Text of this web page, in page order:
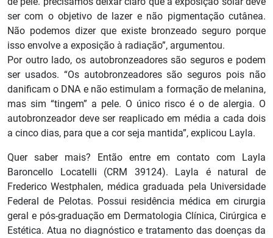
ser com o objetivo de lazer e não pigmentação cutânea.
Não podemos dizer que existe bronzeado seguro porque
isso envolve a exposição à radiação”, argumentou.
Por outro lado, os autobronzeadores são seguros e podem
ser usados. “Os autobronzeadores são seguros pois não
danificam o DNA e não estimulam a formação de melanina,
mas sim “tingem” a pele. O único risco é o de alergia. O
autobronzeador deve ser reaplicado em média a cada dois
a cinco dias, para que a cor seja mantida”, explicou Layla.
Quer saber mais? Então entre em contato com Layla
Baroncello Locatelli (CRM 39124). Layla é natural de
Frederico Westphalen, médica graduada pela Universidade
Federal de Pelotas. Possui residência médica em cirurgia
geral e pós-graduação em Dermatologia Clínica, Cirúrgica e
Estética. Atua no diagnóstico e tratamento das doenças da